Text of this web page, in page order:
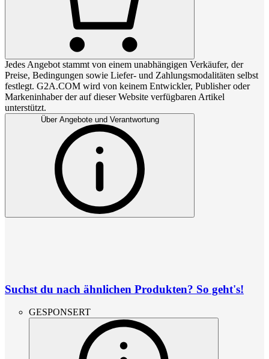
Jedes Angebot stammt von einem unabhängigen Verkäufer, der
Preise, Bedingungen sowie Liefer- und Zahlungsmodalitäten selbst
festlegt. G2A.COM wird von keinem Entwickler, Publisher oder
Markeninhaber der auf dieser Website verfügbaren Artikel
unterstützt.
Über Angebote und Verantwortung
Suchst du nach ähnlichen Produkten? So geht's!
GESPONSERT